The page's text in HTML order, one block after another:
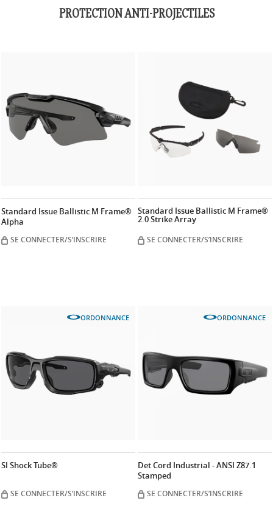
PROTECTION ANTI-PROJECTILES
Standard Issue Ballistic M Frame®
Alpha
SE CONNECTER/S’INSCRIRE
Standard Issue Ballistic M Frame®
2.0 Strike Array
SE CONNECTER/S’INSCRIRE
ORDONNANCE
SI Shock Tube®
SE CONNECTER/S’INSCRIRE
ORDONNANCE
Det Cord Industrial - ANSI Z87.1
Stamped
SE CONNECTER/S’INSCRIRE